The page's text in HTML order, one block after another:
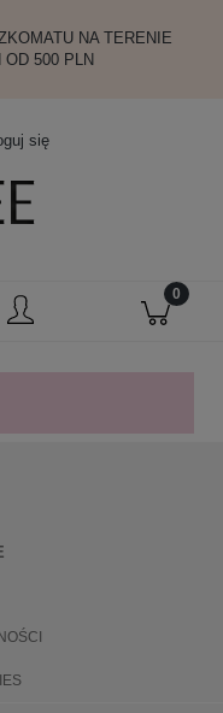
NA TERENIE
OD 500 PLN
się